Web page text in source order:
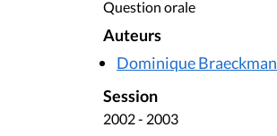
Question orale
Auteurs
Dominique Braeckman
Session
2002 - 2003